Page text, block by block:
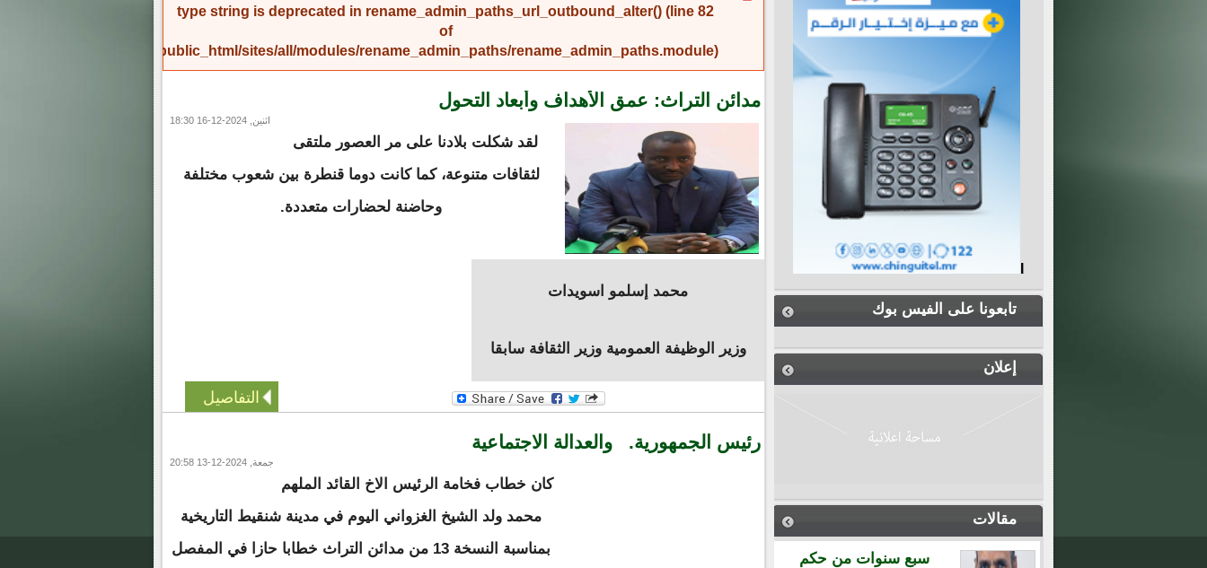
تابعونا على الفيس بوك
إعلان
مقالات
سبع سنوات من حكم
type string is deprecated in rename_admin_paths_url_outbound_alter() (line 82
of
/home/amicinf1/public_html/sites/all/modules/rename_admin_paths/rename_admin_paths.module).
مدائن التراث: عمق الأهداف وأبعاد التحول
اثنين, 2024-12-16 18:30
محمد إسلمو اسويدات
وزير الوظيفة العمومية وزير الثقافة سابقا
لقد شكلت بلادنا على مر العصور ملتقى
لثقافات متنوعة، كما كانت دوما قنطرة بين شعوب مختلفة
وحاضنة لحضارات متعددة.
التفاصيل
رئيس الجمهورية. والعدالة الاجتماعية
جمعة, 2024-12-13 20:58
كان خطاب فخامة الرئيس الاخ القائد الملهم
محمد ولد الشيخ الغزواني اليوم في مدينة شنقيط التاريخية
بمناسبة النسخة 13 من مدائن التراث خطابا حازا في المفصل